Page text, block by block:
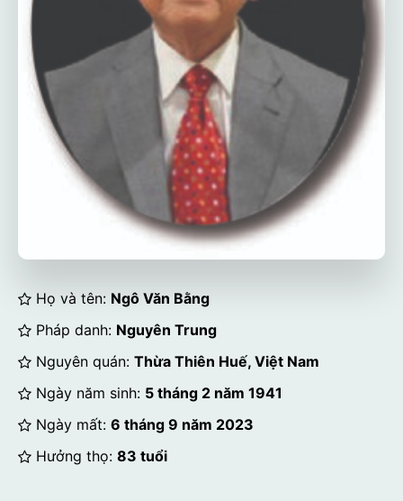
Họ và tên: Ngô Văn Bằng
Pháp danh: Nguyên Trung
Nguyên quán: Thừa Thiên Huế, Việt Nam
Ngày năm sinh: 5 tháng 2 năm 1941
Ngày mất: 6 tháng 9 năm 2023
Hưởng thọ: 83 tuổi